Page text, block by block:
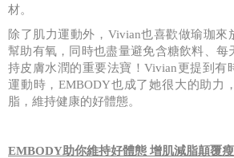
材。
除了肌力運動外， Vivian也喜歡做瑜珈來
幫助有氧，同時也盡量避免含糖飲料、每
持皮膚水潤的重要法寶！Vivian更提到有
運動時，EMBODY也成了她很大的助力
脂，維持健康的好體態。
EMBODY助你維持好體態 增肌減脂顛覆